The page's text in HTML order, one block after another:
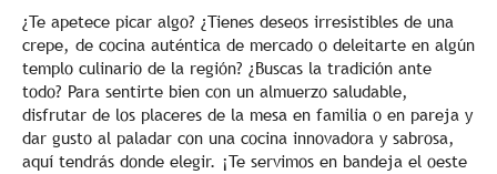
¿Te apetece picar algo? ¿Tienes deseos irresistibles de una
crepe, de cocina auténtica de mercado o deleitarte en algún
templo culinario de la región? ¿Buscas la tradición ante
todo? Para sentirte bien con un almuerzo saludable,
disfrutar de los placeres de la mesa en familia o en pareja y
dar gusto al paladar con una cocina innovadora y sabrosa,
aquí tendrás donde elegir. ¡Te servimos en bandeja el oeste